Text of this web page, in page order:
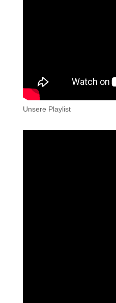
Unsere Playlist